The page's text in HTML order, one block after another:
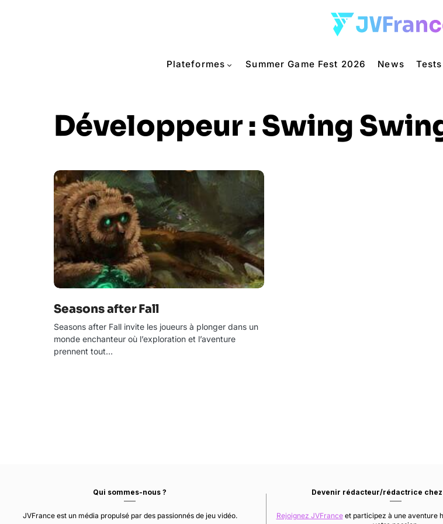
Plateformes Summer Game Fest 2026 News Tests
Développeur :Swing
Seasons after Fall
Seasons after Fall invite les joueurs à plonger dans un
monde enchanteur où l’exploration et l’aventure
prennent tout…
Qui sommes-nous ?
JVFrance est un média propulsé par des passionnés de jeu vidéo.
Devenir rédacteur/rédactrice chez
Rejoignez JVFranceet participez à une aventure